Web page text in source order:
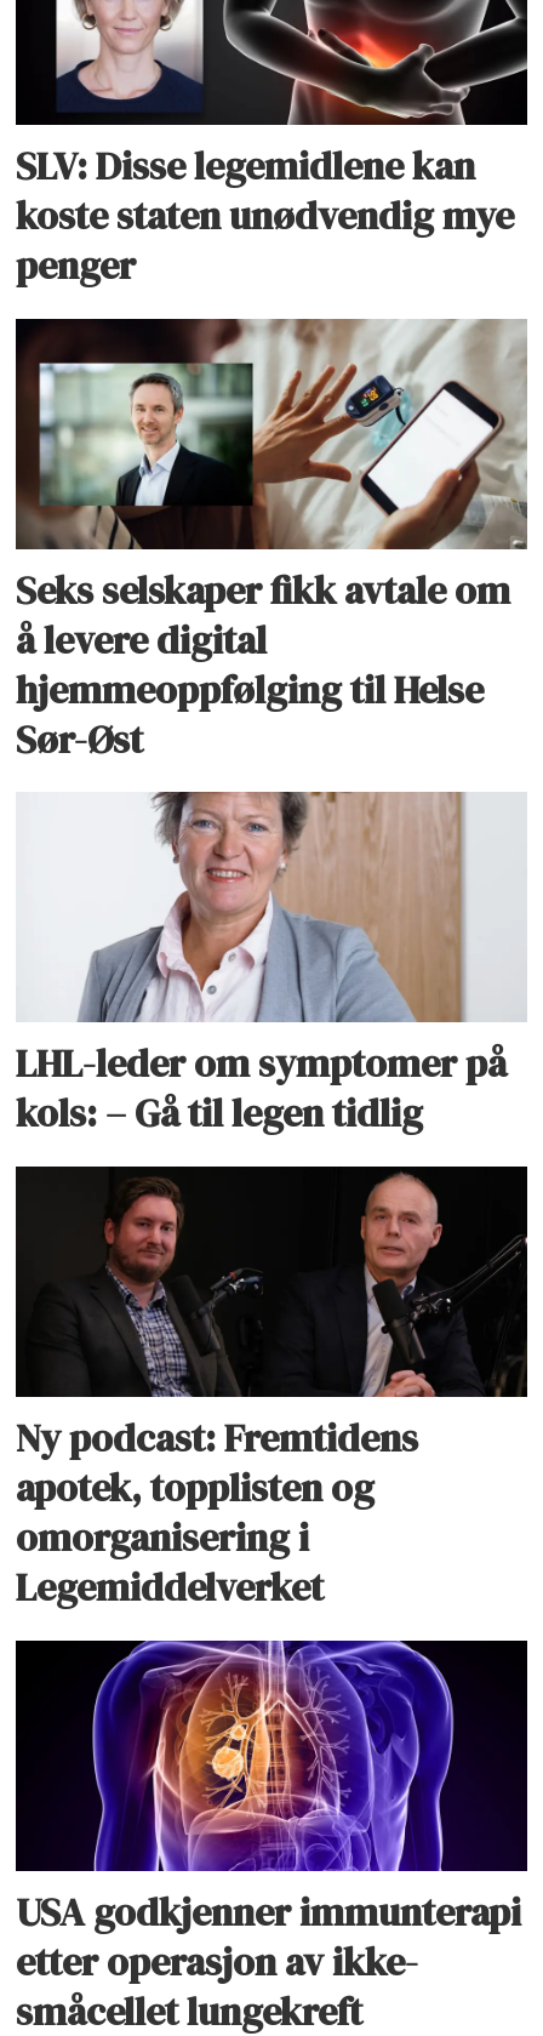
SLV: Disse legemidlene kan
koste staten unødvendig mye
penger
Seks selskaper fikk avtale om
å levere digital
hjemmeoppfølging til Helse
Sør-Øst
LHL-leder om symptomer på
kols: – Gå til legen tidlig
Ny podcast: Fremtidens
apotek, topplisten og
omorganisering i
Legemiddelverket
USA godkjenner immunterapi
etter operasjon av ikke-
småcellet lungekreft